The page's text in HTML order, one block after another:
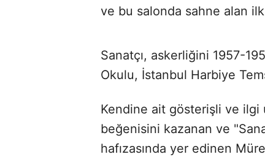
ve bu salonda sahne alan
Sanatçı, askerliğini 1957-
Okulu, İstanbul Harbiye
Kendine ait gösterişli ve ilgi
beğenisini kazanan ve
hafızasında yer edinen